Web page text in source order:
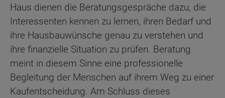
Haus dienen die Beratungsgespräche dazu, die
Interessenten kennen zu lernen, ihren Bedarf und
ihre Hausbauwünsche genau zu verstehen und
ihre finanzielle Situation zu prüfen. Beratung
meint in diesem Sinne eine professionelle
Begleitung der Menschen auf ihrem Weg zu einer
Kaufentscheidung. Am Schluss dieses